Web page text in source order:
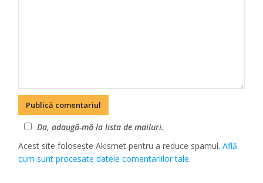
Da, adaugă-mă la lista de mailuri.
Acest site folosește Akismet pentru a reduce spamul.Află
cum sunt procesate datele comentariilor tale.